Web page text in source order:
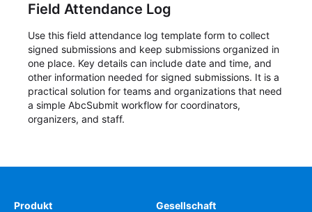
Field Attendance Log
Use this field attendance log template form to collect
signed submissions and keep submissions organized in
one place. Key details can include date and time, and
other information needed for signed submissions. It is a
practical solution for teams and organizations that need
a simple AbcSubmit workflow for coordinators,
organizers, and staff.
Produkt Gesellschaft